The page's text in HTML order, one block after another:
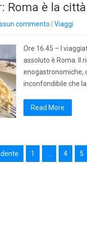
Roma è la
commento Viaggi
Ore 16.45 – I
assoluto è Roma. Il
enogastronomiche,
inconfondibile che la…
Read More
1 4 5